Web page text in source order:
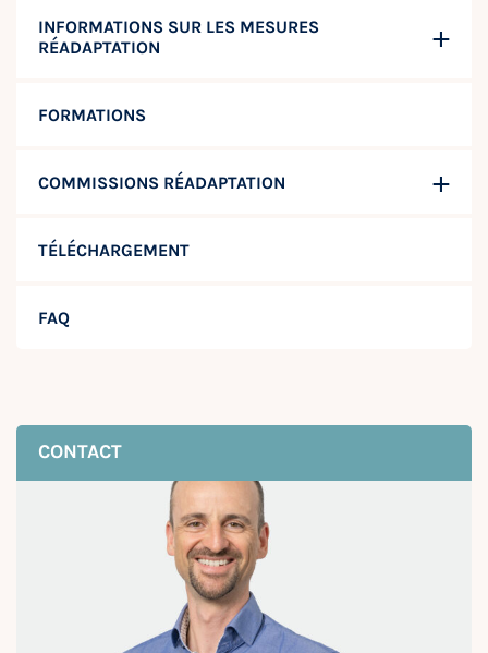
INFORMATIONS SUR LES MESURES
RÉADAPTATION
FORMATIONS
COMMISSIONS RÉADAPTATION
TÉLÉCHARGEMENT
FAQ
CONTACT